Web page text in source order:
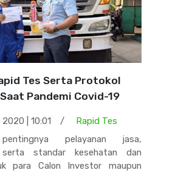
Tes Serta Protokol
Pandemi Covid-19
| 10:01 /
Rapid Tes
pelayanan jasa,
serta standar kesehatan dan
para Calon Investor maupun